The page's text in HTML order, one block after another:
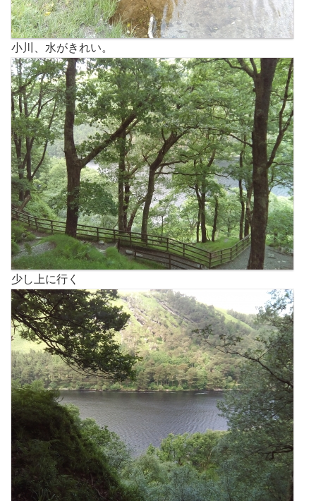
小川、水がきれい。
少し上に行く